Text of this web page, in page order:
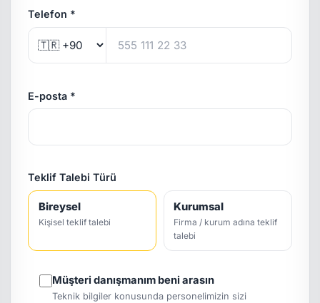
Telefon *
E-posta *
Teklif Talebi Türü
Bireysel
Kişisel teklif talebi
Kurumsal
Firma / kurum adına teklif
talebi
Müşteri danışmanım beni arasın
Teknik bilgiler konusunda personelimizin sizi